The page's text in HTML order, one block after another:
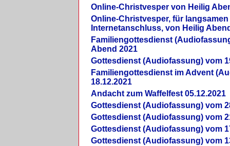
Online-Christvesper von Heilig
Online-Christvesper, für langsamen
Internetanschluss, von Heilig
Familiengottesdienst
Abend 2021
Gottesdienst (Audiofassung) vom
Familiengottesdienst im Advent
18.12.2021
Andacht zum Waffelfest 05.12.2021
Gottesdienst (Audiofassung) vom
Gottesdienst (Audiofassung) vom
Gottesdienst (Audiofassung) vom
Gottesdienst (Audiofassung) vom